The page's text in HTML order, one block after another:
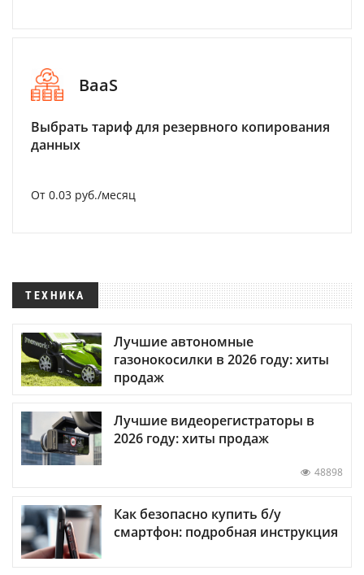
BaaS
Выбрать тариф для резервного копирования
данных
От 0.03 руб./месяц
ТЕХНИКА
Лучшие автономные
газонокосилки в 2026 году: хиты
продаж
Лучшие видеорегистраторы в
2026 году: хиты продаж
48898
Как безопасно купить б/у
смартфон: подробная инструкция